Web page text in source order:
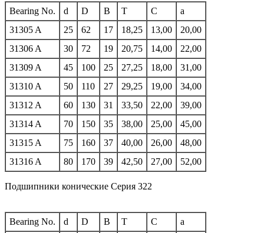
Bearing No. d D B T C
a
31305 A
25 62 17 18,25 13,00
20,00
31306 A
30 72 19 20,75 14,00
22,00
31309 A
45 100 25 27,25 18,00
31,00
31310 A
50 110 27 29,25 19,00
34,00
31312 A
60 130 31 33,50 22,00
39,00
31314 A
70 150 35 38,00 25,00
45,00
31315 A
75 160 37 40,00 26,00
48,00
31316 A
80 170 39 42,50 27,00 52,00
Подшипники конические Серия 322
Bearing No. d D B T C
a